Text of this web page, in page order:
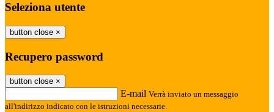
Seleziona utente
button close ×
Recupero password
button close ×
E-mail Verrà inviato un messaggio
all'indirizzo indicato con le istruzioni necessarie.